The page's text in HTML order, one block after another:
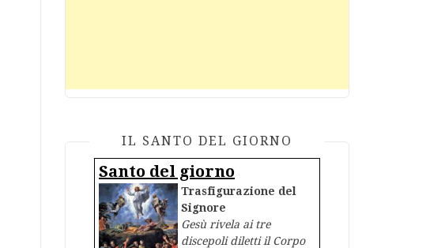
IL SANTO DEL GIORNO
Santo del giorno
Trasfigurazione del
Signore
Gesù rivela ai tre
discepoli diletti il Corpo